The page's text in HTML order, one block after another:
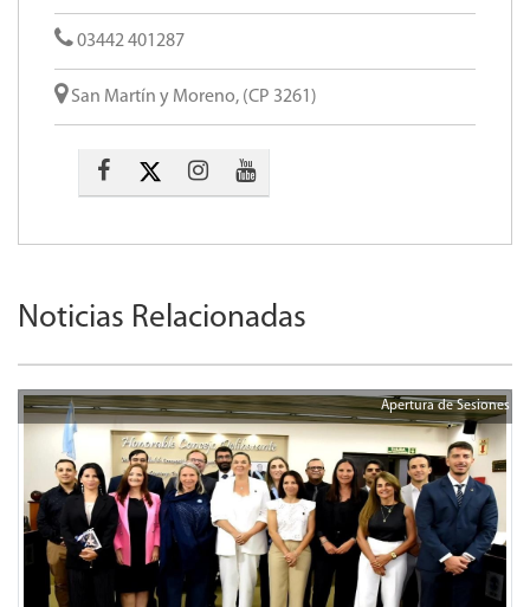
03442 401287
San Martín y Moreno, (CP 3261)
Noticias Relacionadas
Apertura de Sesiones